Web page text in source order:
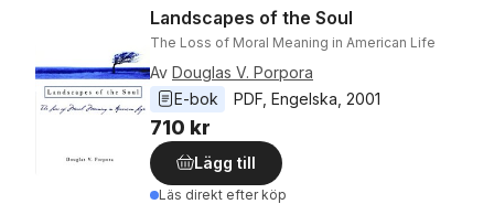
Landscapes of the Soul
The Loss of Moral Meaning in American Life
Av Douglas V. Porpora
E-bok
PDF Engelska 2001
710 kr
Lägg till
Läs direkt efter köp